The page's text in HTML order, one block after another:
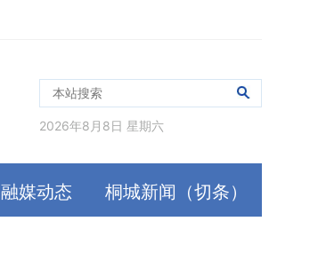
2026年8月8日 星期六
融媒动态 桐城新闻（切条）